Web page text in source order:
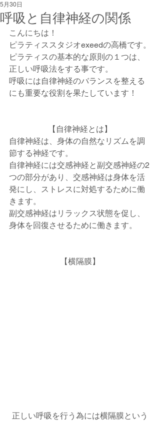
呼吸と自律神経の関係
5月30日
こんにちは！
ピラティススタジオexeedの高橋です。
ピラティスの基本的な原則の１つは、
正しい呼吸法をする事です。
呼吸には自律神経のバランスを整える
にも重要な役割を果たしています！
【自律神経とは】
自律神経は、身体の自然なリズムを調
節する神経です。
自律神経には交感神経と副交感神経の2
つの部分があり、交感神経は身体を活
発にし、ストレスに対処するために働
きます。
副交感神経はリラックス状態を促し、
身体を回復させるために働きます。
【横隔膜】
正しい呼吸を行う為には横隔膜という